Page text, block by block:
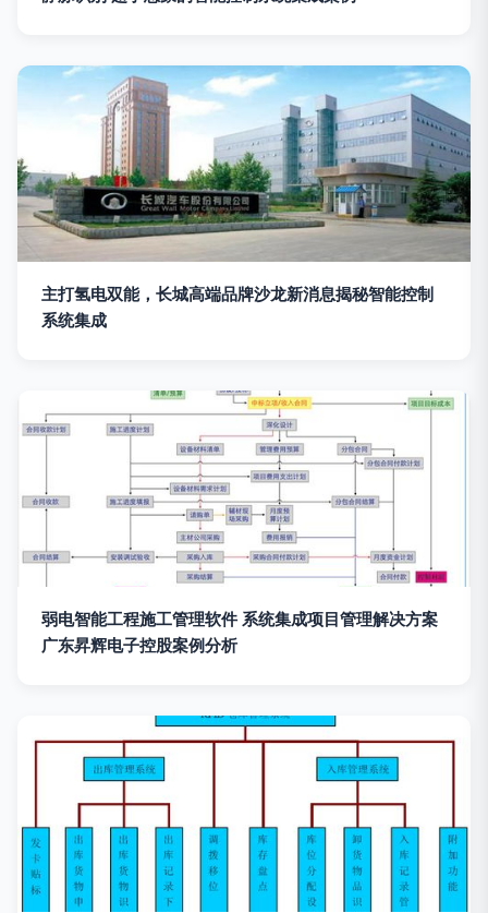
主打氢电双能，长城高端品牌沙龙新消息揭秘智能控制
系统集成
弱电智能工程施工管理软件 系统集成项目管理解决方案
广东昇辉电子控股案例分析